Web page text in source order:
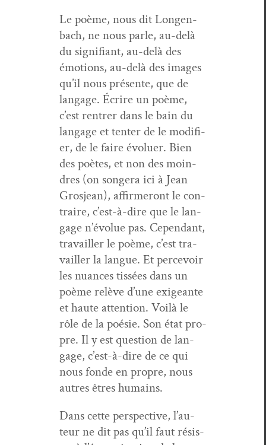
Le poème, nous dit Lon­gen­
bach, ne nous par­le, au-delà
du sig­nifi­ant, au-delà des
émo­tions, au-delà des images
qu’il nous présente, que de
lan­gage. Écrire un poème,
c’est ren­tr­er dans le bain du
lan­gage et ten­ter de le mod­i­fi­
er, de le faire évoluer. Bien
des poètes, et non des moin­
dres (on songera ici à Jean
Gros­jean), affirmeront le con­
traire, c’est-à-dire que le lan­
gage n’évolue pas. Cepen­dant,
tra­vailler le poème, c’est tra­
vailler la langue. Et percevoir
les nuances tis­sées dans un
poème relève d’une exigeante
et haute atten­tion. Voilà le
rôle de la poésie. Son état pro­
pre. Il y est ques­tion de lan­
gage, c’est-à-dire de ce qui
nous fonde en pro­pre, nous
autres êtres humains.
Dans cette per­spec­tive, l’au­
teur ne dit pas qu’il faut résis­